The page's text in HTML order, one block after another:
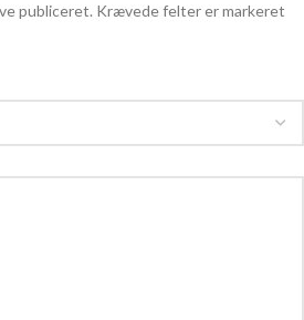
publiceret. Krævede felter er markeret